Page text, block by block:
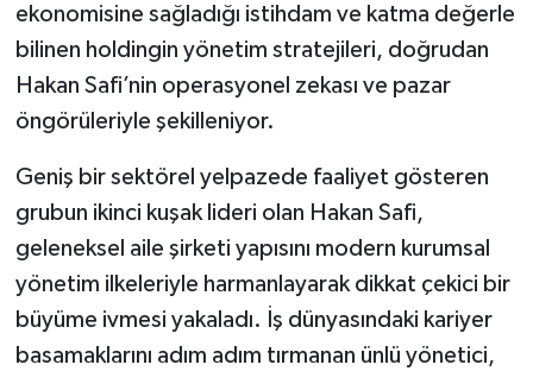
ekonomisine sağladığı istihdam ve katma değerle
bilinen holdingin yönetim stratejileri, doğrudan
Hakan Safi’nin operasyonel zekası ve pazar
öngörüleriyle şekilleniyor.
Geniş bir sektörel yelpazede faaliyet gösteren
grubun ikinci kuşak lideri olan Hakan Safi,
geleneksel aile şirketi yapısını modern kurumsal
yönetim ilkeleriyle harmanlayarak dikkat çekici bir
büyüme ivmesi yakaladı. İş dünyasındaki kariyer
basamaklarını adım adım tırmanan ünlü yönetici,